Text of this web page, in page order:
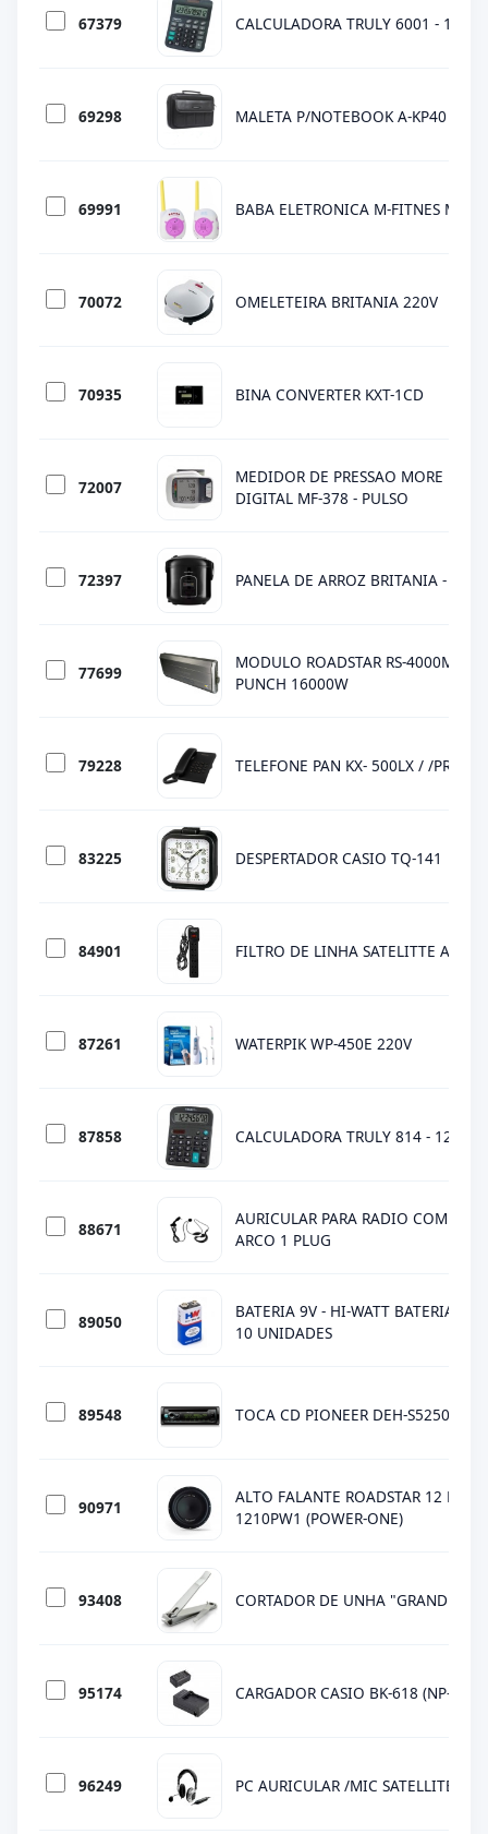
67379 CALCULADORA TRULY 6001 - 12
69298 MALETA P/NOTEBOOK A-KP40
69991 BABA ELETRONICA M-FITNES MF-
70072 OMELETEIRA BRITANIA 220V
70935 BINA CONVERTER KXT-1CD
72007
MEDIDOR DE PRESSAO MORE
DIGITAL MF-378 - PULSO
72397 PANELA DE ARROZ BRITANIA -
77699
MODULO ROADSTAR RS-4000MB
PUNCH 16000W
79228 TELEFONE PAN KX- 500LX / /
83225 DESPERTADOR CASIO TQ-141
84901 FILTRO DE LINHA SATELITTE A-R03
87261 WATERPIK WP-450E 220V
87858 CALCULADORA TRULY 814 - 12
88671
AURICULAR PARA RADIO
ARCO 1 PLUG
89050
BATERIA 9V - HI-WATT BATERIA -
10 UNIDADES
89548 TOCA CD PIONEER DEH-S5250BT
90971
ALTO FALANTE ROADSTAR 12 POL
1210PW1 (POWER-ONE)
93408 CORTADOR DE UNHA "GRANDE" (
95174 CARGADOR CASIO BK-618 (NP-20)
96249 PC AURICULAR /MIC SATELLITE